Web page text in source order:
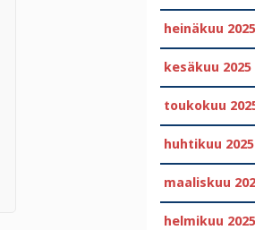
heinäkuu 2025
kesäkuu 2025
toukokuu
huhtikuu 2025
maaliskuu
helmikuu 2025